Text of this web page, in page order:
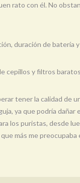
rato con él. No
duración de batería
cepillos y filtros
tener la calidad de
ya que podría
los puristas, desde
más me